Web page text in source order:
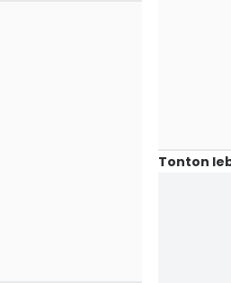
Tonton